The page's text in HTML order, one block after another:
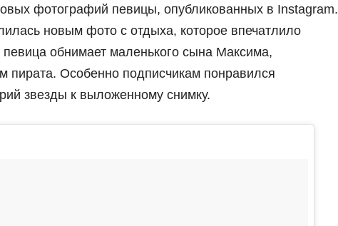
фотографий певицы, опубликованных в Instagram.
новым фото с отдыха, которое впечатлило
певица обнимает маленького сына Максима,
пирата. Особенно подписчикам понравился
звезды к выложенному снимку.